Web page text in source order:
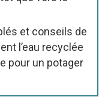
et conseils de
l’eau recyclée
pour un potager